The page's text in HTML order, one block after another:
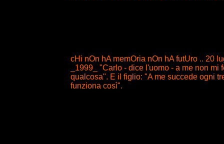
cHi nOn hA memOria nOn hA futUro .. 20
_1999_ "Carlo - dice l'uomo - a me non
qualcosa". E il figlio: "A me succede ogni
funziona così".